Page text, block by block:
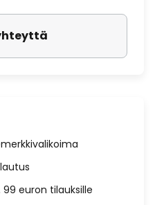
euron tilauksille